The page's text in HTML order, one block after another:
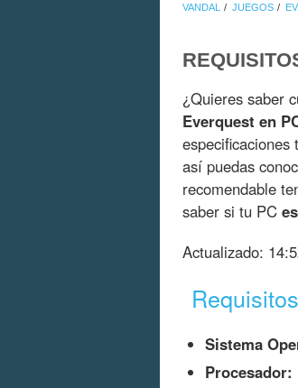
VANDAL JUEGOS
¿Quieres saber
Everquest en
así puedas
recomendable
saber si tu PC
Actualizado:
Sistema
Procesador: